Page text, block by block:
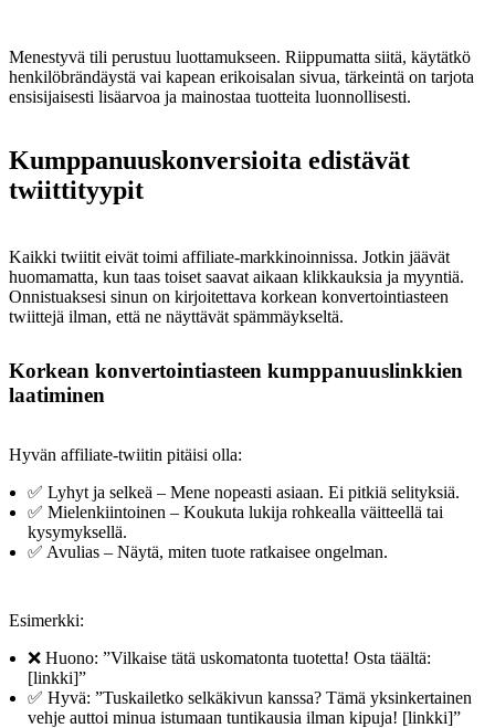
Menestyvä tili perustuu luottamukseen. Riippumatta siitä, käytätkö
henkilöbrändäystä vai kapean erikoisalan sivua, tärkeintä on tarjota
ensisijaisesti lisäarvoa ja mainostaa tuotteita luonnollisesti.
Kumppanuuskonversioita edistävät
twiittityypit
Kaikki twiitit eivät toimi affiliate-markkinoinnissa. Jotkin jäävät
huomamatta, kun taas toiset saavat aikaan klikkauksia ja myyntiä.
Onnistuaksesi sinun on kirjoitettava korkean konvertointiasteen
twiittejä ilman, että ne näyttävät spämmäykseltä.
Korkean konvertointiasteen kumppanuuslinkkien
laatiminen
Hyvän affiliate-twiitin pitäisi olla:
✅ Lyhyt ja selkeä – Mene nopeasti asiaan. Ei pitkiä selityksiä.
✅ Mielenkiintoinen – Koukuta lukija rohkealla väitteellä tai
kysymyksellä.
✅ Avulias – Näytä, miten tuote ratkaisee ongelman.
Esimerkki:
❌ Huono: ”Vilkaise tätä uskomatonta tuotetta! Osta täältä:
[linkki]”
✅ Hyvä: ”Tuskailetko selkäkivun kanssa? Tämä yksinkertainen
vehje auttoi minua istumaan tuntikausia ilman kipuja! [linkki]”